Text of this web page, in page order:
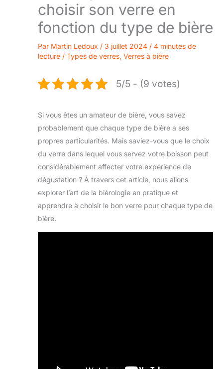
choisir son verre en
fonction du type de bière
Par Martin Ledoux / 3 juillet 2024 / 4 minutes de
lecture / Types de verres, Verres à bière
5/5 - (9 votes)
Si vous êtes un amateur de bière, vous savez
probablement que chaque type de bière a ses
propres particularités. Mais saviez-vous que le choix
du verre dans lequel vous servez votre boisson peut
considérablement affecter votre expérience de
dégustation ? À travers cet article, nous allons
explorer l’art de la biérologie en pratique et
apprendre à choisir le bon verre pour chaque type de
bière.